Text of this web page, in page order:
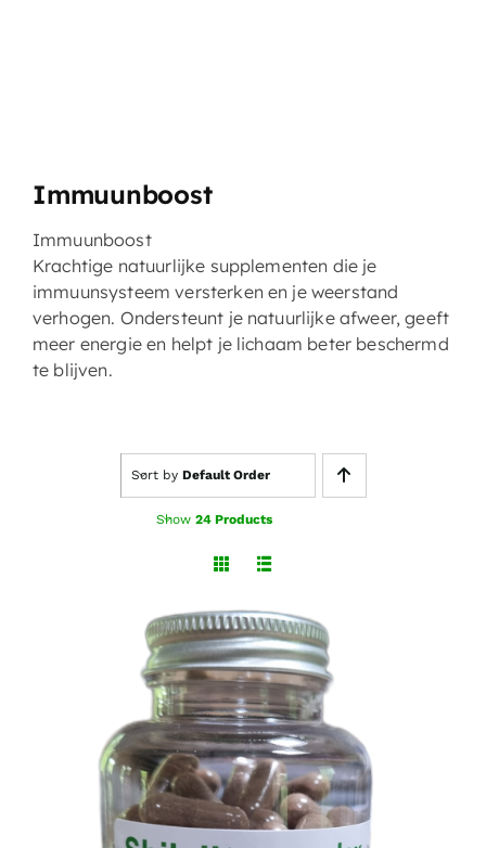
Immuunboost
Immuunboost
Krachtige natuurlijke supplementen die je
immuunsysteem versterken en je weerstand
verhogen. Ondersteunt je natuurlijke afweer, geeft
meer energie en helpt je lichaam beter beschermd
te blijven.
Sort by Default Order
Show 24 Products